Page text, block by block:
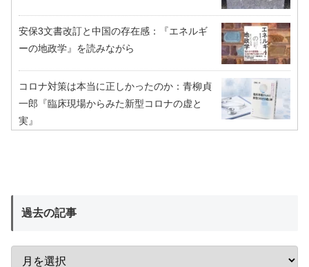
安保3文書改訂と中国の存在感：『エネルギ
ーの地政学』を読みながら
コロナ対策は本当に正しかったのか：青柳貞
一郎『臨床現場からみた新型コロナの虚と
実』
過去の記事